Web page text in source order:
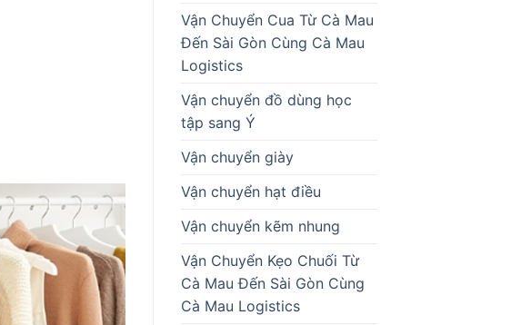
Vận Chuyển Cua Từ Cà Mau
Đến Sài Gòn Cùng Cà Mau
Logistics
Vận chuyển đồ dùng học
tập sang Ý
Vận chuyển giày
Vận chuyển hạt điều
Vận chuyển kẽm nhung
Vận Chuyển Kẹo Chuối Từ
Cà Mau Đến Sài Gòn Cùng
Cà Mau Logistics